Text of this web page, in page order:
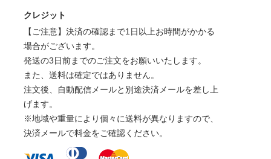
クレジット
【ご注意】決済の確認まで1日以上お時間がかかる
場合がございます。
発送の3日前までのご注文をお願いいたします。
また、送料は確定ではありません。
注文後、自動配信メールと別途決済メールを差し上
げます。
※地域や重量により個々に送料が異なりますので、
決済メールで料金をご確認ください。